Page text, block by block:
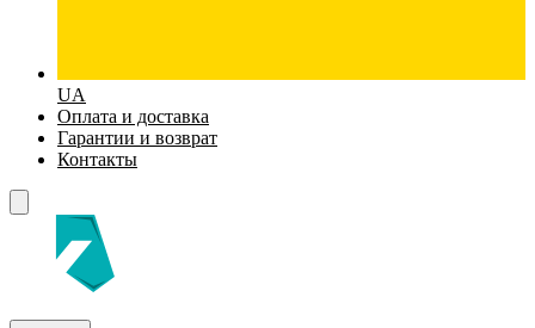
UA
Оплата и доставка
Гарантии и возврат
Контакты